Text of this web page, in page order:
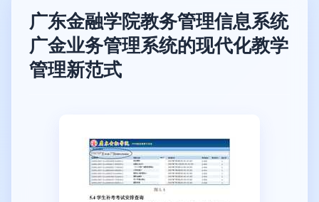
广东金融学院教务管理信息系统
广金业务管理系统的现代化教学
管理新范式